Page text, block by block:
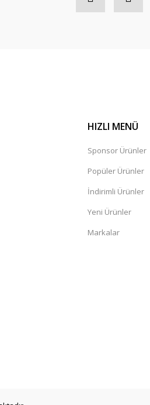
HIZLI MENÜ
Sponsor Ürünler
Popüler Ürünler
İndirimli Ürünler
Yeni Ürünler
Markalar